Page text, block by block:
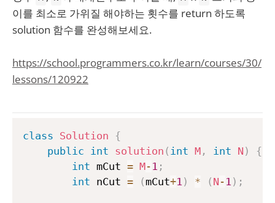
이를 최소로 가위질 해야하는 횟수를 return 하도록
solution 함수를 완성해보세요.
https://school.programmers.co.kr/learn/courses/30/
lessons/120922
class Solution
{
public int solution ( int M , int N )
{
int mCut = M- 1 ;
int nCut = ( mCut+1 ) * ( N - 1 ) ;